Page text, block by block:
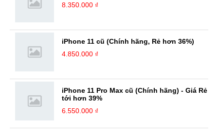
8.350.000 ₫
iPhone 11 cũ (Chính hãng, Rẻ hơn 36%)
4.850.000 ₫
iPhone 11 Pro Max cũ (Chính hãng) - Giá Rẻ
tới hơn 39%
6.550.000 ₫